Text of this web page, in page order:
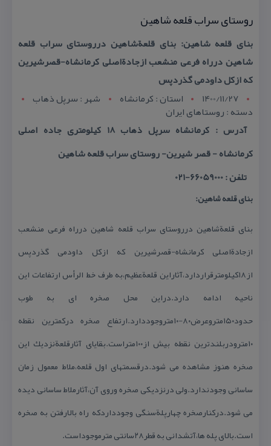
روستای سراب قلعه شاهین
بنای قلعه شاهین: بنای قلعةشاهین درروستای سراب قلعه
شاهین درراه فرعی منشعب ازجادةاصلی كرمانشاه-قصرشیرین
كه ازكل داودمی گذردپس
1400/11/27
استان : کرمانشاه شهر : سرپل ذهاب
دسته : روستاهای ایران
آدرس : كرمانشاه سرپل ذهاب 18 كیلومتری جاده اصلی
كرمانشاه - قصر شیرین- روستای سراب قلعه شاهین
تلفن : 66059000-021
بنای قلعه شاهین:
بنای قلعةشاهین درروستای سراب قلعه شاهین درراه فرعی منشعب
ازجادةاصلی كرمانشاه-قصرشیرین كه ازكل داودمی گذردپس
از۱۸كیلومترقراردارد،آثاراین قلعةعظیم،به طرف خط الرأس ارتفاعات این
ناحیه ادامه دارد.دراین محل صخره ای به طوب
حدود۱۵۰متروعرض۸۰-۱۰متروجوددارد.ارتفاع صخره دركمترین نقطه
۱۰مترودربلندترین نقطه بیش از۱۰۰متراست.بقایای آثارقلعةنزدیك این
صخره هنوز مشاهده می شود.درقسمتهای اول قلعه،ملاط معمول زمان
ساسانی وجودندارد.ولی درنزدیكی صخره وروی آن،آثارملاط ساسانی دیده
می شود.دركنارصخره چهارپلةسنگی وجودداردكه راه بالارفتن به صخره
است.بالای پله ها،آتشدانی به قطر۲۸سانتی مترموجوداست.